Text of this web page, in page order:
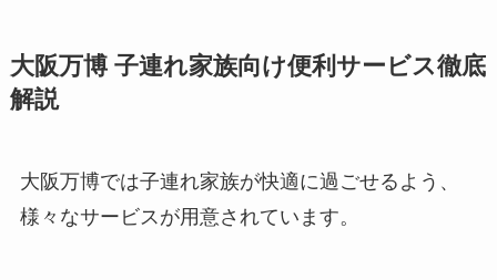
大阪万博 子連れ家族向け便利サービス徹底
解説
大阪万博では子連れ家族が快適に過ごせるよう、
様々なサービスが用意されています。